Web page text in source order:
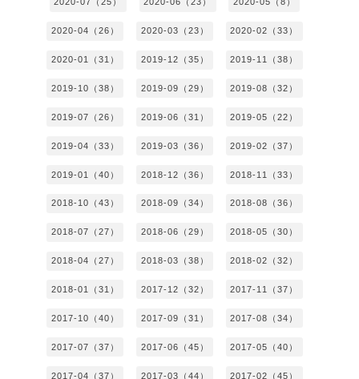
2020-04（26） 2020-03（23） 2020-02（33）
2020-01（31） 2019-12（35） 2019-11（38）
2019-10（38） 2019-09（29） 2019-08（32）
2019-07（26） 2019-06（31） 2019-05（22）
2019-04（33） 2019-03（36） 2019-02（37）
2019-01（40） 2018-12（36） 2018-11（33）
2018-10（43） 2018-09（34） 2018-08（36）
2018-07（27） 2018-06（29） 2018-05（30）
2018-04（27） 2018-03（38） 2018-02（32）
2018-01（31） 2017-12（32） 2017-11（37）
2017-10（40） 2017-09（31） 2017-08（34）
2017-07（37） 2017-06（45） 2017-05（40）
2017-04（37） 2017-03（44） 2017-02（45）